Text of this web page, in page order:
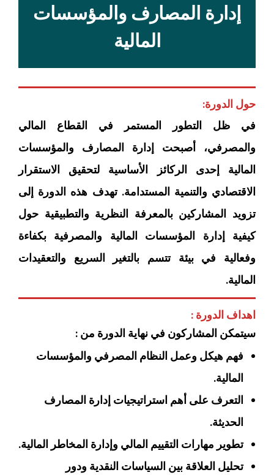
إدارة المصارف والمؤسسات
المالية
حول الدورة:
في ظل التطور المستمر في القطاع المالي
والمصرفي، أصبحت إدارة المصارف والمؤسسات
المالية إحدى الركائز الأساسية لتحقيق الاستقرار
الاقتصادي والتنمية المستدامة. تهدف هذه الدورة إلى
تزويد المشاركين بالمعرفة النظرية والتطبيقية حول
كيفية إدارة المؤسسات المالية والمصرفية بكفاءة
وفعالية في بيئة تتسم بالتغير السريع والتعقيدات
المالية.
اهداف الدورة :
سيتمكن المشاركون في نهاية الدورة من :
فهم هيكل وعمل النظام المصرفي والمؤسسات
المالية.
التعرف على أهم استراتيجيات إدارة المصارف
الحديثة.
تطوير مهارات التقييم المالي وإدارة المخاطر المالية.
تحليل العلاقة بين السياسات النقدية ودور